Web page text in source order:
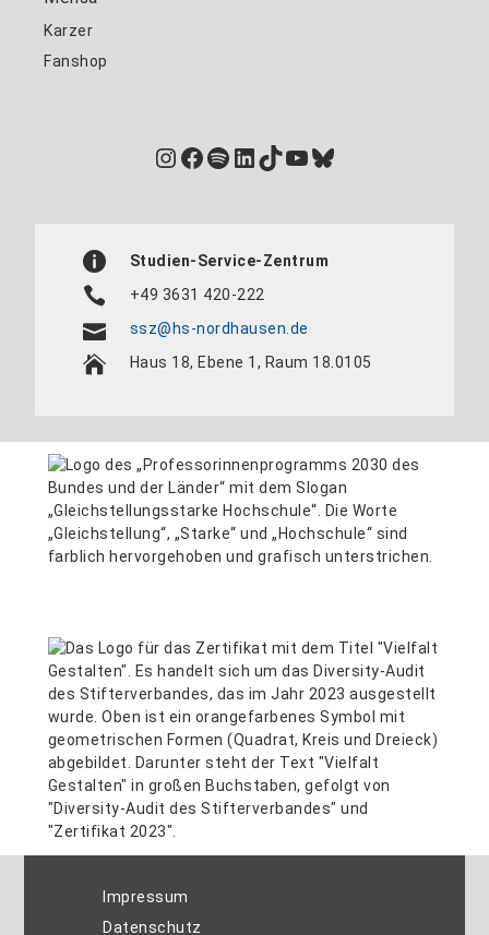
Karzer
Fanshop
Instagram
Facebook
Spotify
LinkedIn
TikTok
YouTube
Bluesky
Studien-Service-Zentrum
+49 3631 420-222
ssz@hs-nordhausen.de
Haus 18, Ebene 1, Raum 18.0105
Impressum
Datenschutz